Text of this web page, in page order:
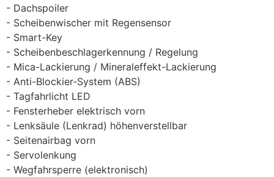
Dachspoiler
Scheibenwischer mit Regensensor
Smart-Key
Scheibenbeschlagerkennung / Regelung
Mica-Lackierung / Mineraleffekt-Lackierung
Anti-Blockier-System (ABS)
Tagfahrlicht LED
Fensterheber elektrisch vorn
Lenksäule (Lenkrad) höhenverstellbar
Seitenairbag vorn
Servolenkung
Wegfahrsperre (elektronisch)